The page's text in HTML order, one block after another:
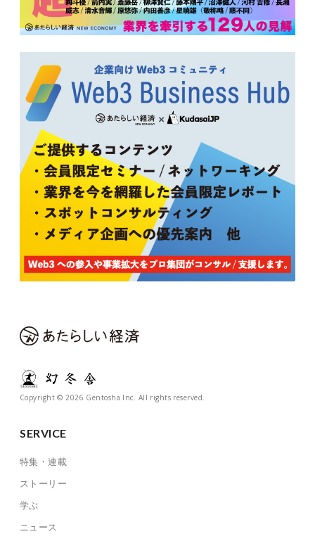
Copyright © 2026 Gentosha Inc. All rights reserved.
SERVICE
特集・連載
ストーリー
学ぶ
ニュース